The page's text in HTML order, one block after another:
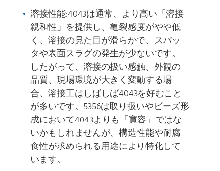
溶接性能:4043は通常、より高い「溶接
親和性」を提供し、亀裂感度がやや低
く、溶接の見た目が滑らかで、スパッ
タや表面スラグの発生が少ないです。
したがって、溶接の扱い感触、外観の
品質、現場環境が大きく変動する場
合、溶接工はしばしば4043を好むこと
が多いです。5356は取り扱いやビーズ形
成において4043よりも「寛容」ではな
いかもしれませんが、構造性能や耐腐
食性が求められる用途により特化して
います。